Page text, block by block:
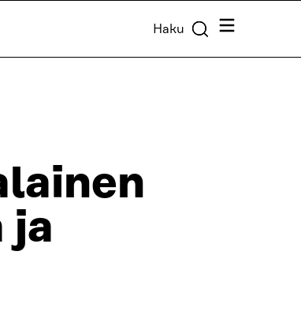
Haku Valikko
ja